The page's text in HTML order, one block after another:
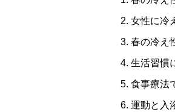
女性に冷
春の冷え
生活習慣
食事療法
運動と入